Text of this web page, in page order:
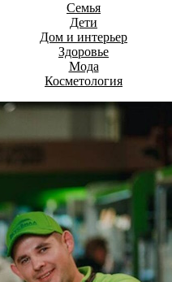
Семья
Дети
Дом и интерьер
Здоровье
Мода
Косметология